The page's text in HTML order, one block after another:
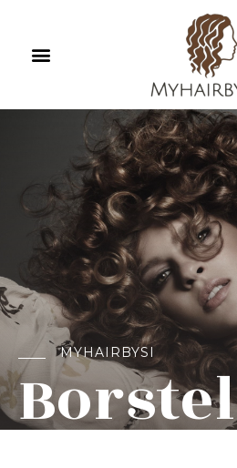
MYHAIRBYSI
Borstel